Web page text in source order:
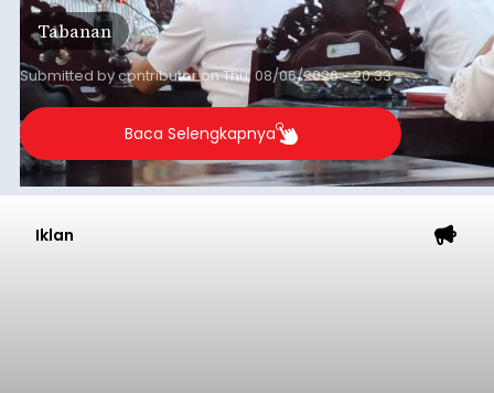
Tabanan
Submitted bycontributoronThu, 08/06/2026 - 20:33
Baca Selengkapnya
Iklan